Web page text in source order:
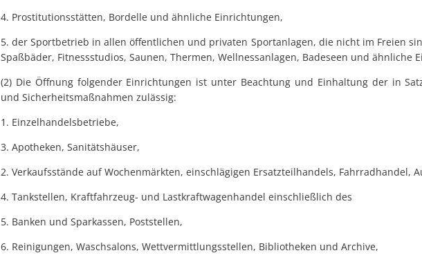
4. Prostitutionsstätten, Bordelle und ähnliche Einrichtungen,
5. der Sportbetrieb in allen öffentlichen und privaten Sportanlagen, die nicht im Freien
Spaßbäder, Fitnessstudios, Saunen, Thermen, Wellnessanlagen, Badeseen und ähnliche
(2) Die Öffnung folgender Einrichtungen ist unter Beachtung und Einhaltung der in
und Sicherheitsmaßnahmen zulässig:
1. Einzelhandelsbetriebe,
3. Apotheken, Sanitätshäuser,
2. Verkaufsstände auf Wochenmärkten, einschlägigen Ersatzteilhandels, Fahrradhandel,
4. Tankstellen, Kraftfahrzeug- und Lastkraftwagenhandel einschließlich des
5. Banken und Sparkassen, Poststellen,
6. Reinigungen, Waschsalons, Wettvermittlungsstellen, Bibliotheken und Archive,